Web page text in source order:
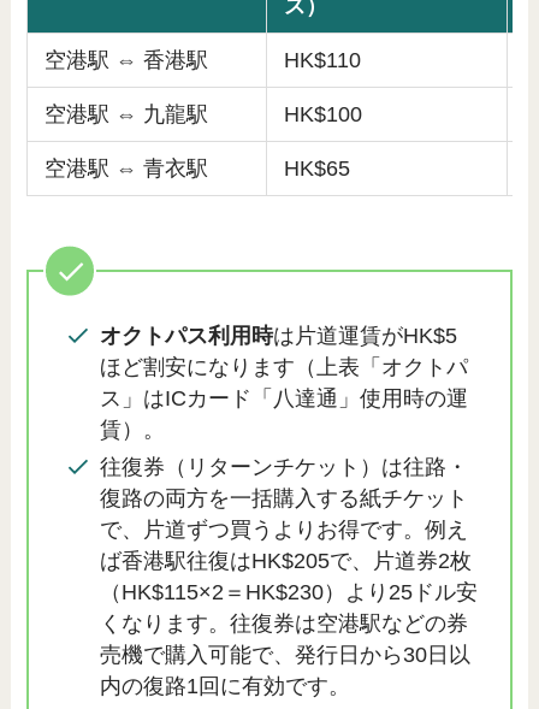
ス）
空港駅 ⇔ 香港駅 HK$110
空港駅 ⇔ 九龍駅 HK$100
空港駅 ⇔ 青衣駅 HK$65
オクトパス利用時は片道運賃がHK$5
ほど割安になります（上表「オクトパ
ス」はICカード「八達通」使用時の運
賃）。
往復券（リターンチケット）は往路・
復路の両方を一括購入する紙チケット
で、片道ずつ買うよりお得です。例え
ば香港駅往復はHK$205で、片道券2枚
（HK$115×2＝HK$230）より25ドル安
くなります。往復券は空港駅などの券
売機で購入可能で、発行日から30日以
内の復路1回に有効です。